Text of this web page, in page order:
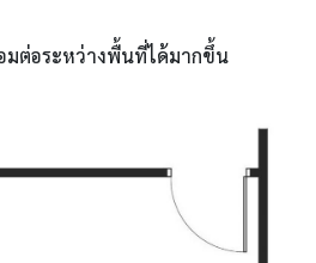
มต่อระหว่างพื้นที่ได้มากขึ้น